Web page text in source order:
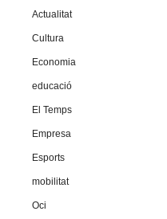
Actualitat
Cultura
Economia
educació
El Temps
Empresa
Esports
mobilitat
Oci